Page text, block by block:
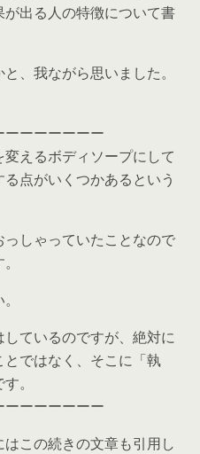
出る人の特徴について書
、我ながら思いました。
ーーーーーー
えるボディソープにして
点がいくつかあるという
しゃっていたことなので
ているのですが、絶対に
ではなく、そこに「執
。
ーーーーーー
この続きの文章も引用し